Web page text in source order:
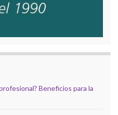
Beneficios para la